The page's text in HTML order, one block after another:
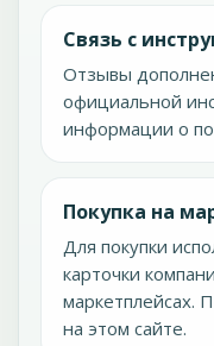
Связь с
Отзывы
официальной
информации о
Покупка на
Для покупки
карточки
маркетплейсах.
на этом сайте.